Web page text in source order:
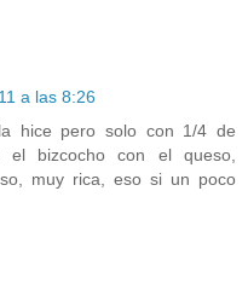
a las 8:26
hice pero solo con 1/4 de
bizcocho con el queso,
muy rica, eso si un poco